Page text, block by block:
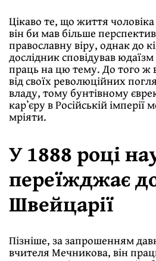
Цікаво те, що життя
він би мав більше
православну віру, однак до
дослідник сповідував
праць на цю тему. До того ж
від своїх революційних
владу, тому бунтівному
карʼєру в Російській
мріяти.
У 1888 році
переїжджає
Швейцарії
Пізніше, за запрошенням
вчителя Мечникова, він